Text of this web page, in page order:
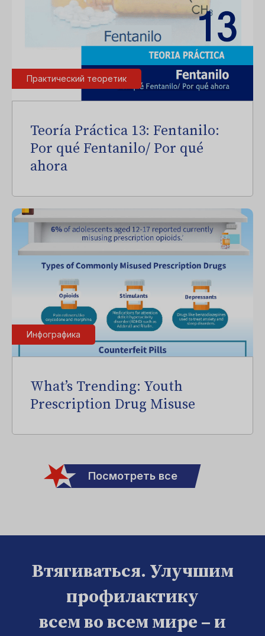
Практический теоретик
Teoría Práctica 13: Fentanilo:
Por qué Fentanilo/ Por qué
ahora
Инфографика
What’s Trending: Youth
Prescription Drug Misuse
Посмотреть все
Втягиваться. Улучшим
профилактику
всем во всем мире – и